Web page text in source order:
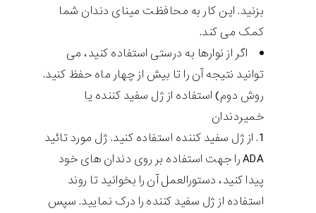
بزنید. این کار به محافظت مینای دندان شما
کمک می کند.
اگر از نوارها به درستی استفاده کنید، می
توانید نتیجه آن را تا بیش از چهار ماه حفظ کنید.
روش دوم) استفاده از ژل سفید کننده یا
خمیردندان
از ژل سفید کننده استفاده کنید. ژل مورد تائید
ADA را جهت استفاده بر روی دندان های خود
پیدا کنید، دستورالعمل آن را بخوانید تا روند
استفاده از ژل سفید کننده را درک نمایید. سپس